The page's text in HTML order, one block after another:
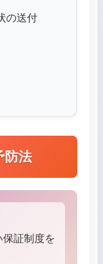
の送付
防法
証制度を